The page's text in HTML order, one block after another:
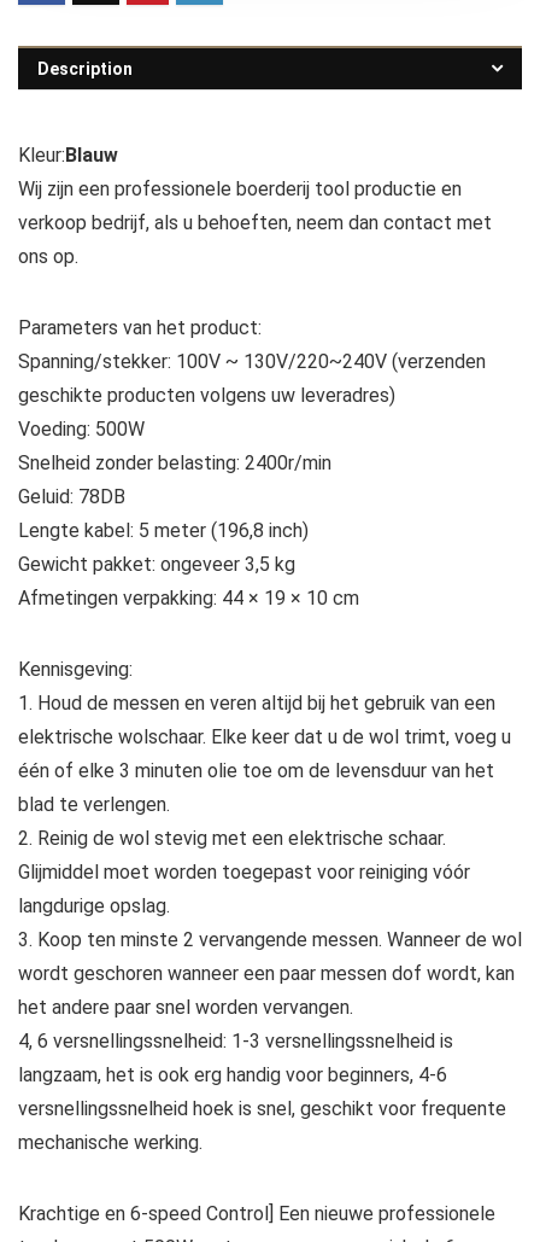
Description
Kleur:Blauw
Wij zijn een professionele boerderij tool productie en
verkoop bedrijf, als u behoeften, neem dan contact met
ons op.
Parameters van het product:
Spanning/stekker: 100V ~ 130V/220~240V (verzenden
geschikte producten volgens uw leveradres)
Voeding: 500W
Snelheid zonder belasting: 2400r/min
Geluid: 78DB
Lengte kabel: 5 meter (196,8 inch)
Gewicht pakket: ongeveer 3,5 kg
Afmetingen verpakking: 44 × 19 × 10 cm
Kennisgeving:
1. Houd de messen en veren altijd bij het gebruik van een
elektrische wolschaar. Elke keer dat u de wol trimt, voeg u
één of elke 3 minuten olie toe om de levensduur van het
blad te verlengen.
2. Reinig de wol stevig met een elektrische schaar.
Glijmiddel moet worden toegepast voor reiniging vóór
langdurige opslag.
3. Koop ten minste 2 vervangende messen. Wanneer de wol
wordt geschoren wanneer een paar messen dof wordt, kan
het andere paar snel worden vervangen.
4, 6 versnellingssnelheid: 1-3 versnellingssnelheid is
langzaam, het is ook erg handig voor beginners, 4-6
versnellingssnelheid hoek is snel, geschikt voor frequente
mechanische werking.
Krachtige en 6-speed Control] Een nieuwe professionele